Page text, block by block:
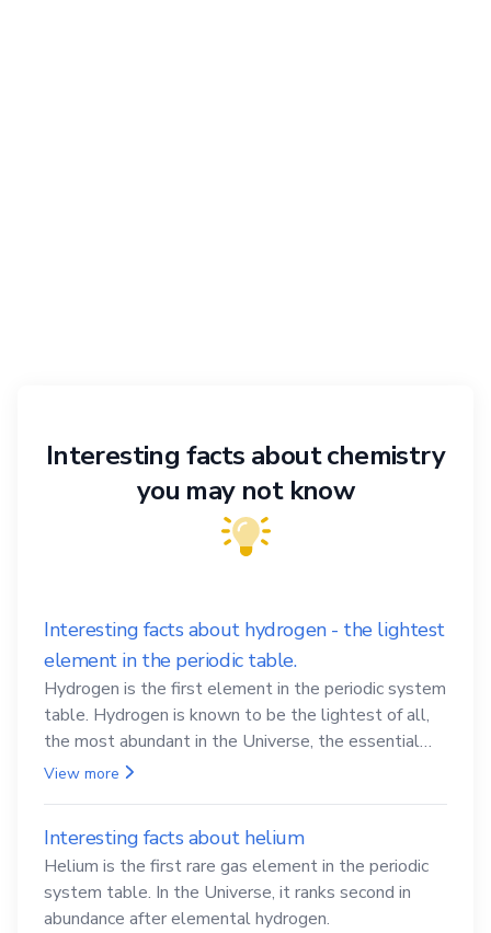
Interesting facts about chemistry
you may not know
Interesting facts about hydrogen - the lightest
element in the periodic table.
Hydrogen is the first element in the periodic system
table. Hydrogen is known to be the lightest of all,
the most abundant in the Universe, the essential
element for life
View more
Interesting facts about helium
Helium is the first rare gas element in the periodic
system table. In the Universe, it ranks second in
abundance after elemental hydrogen.